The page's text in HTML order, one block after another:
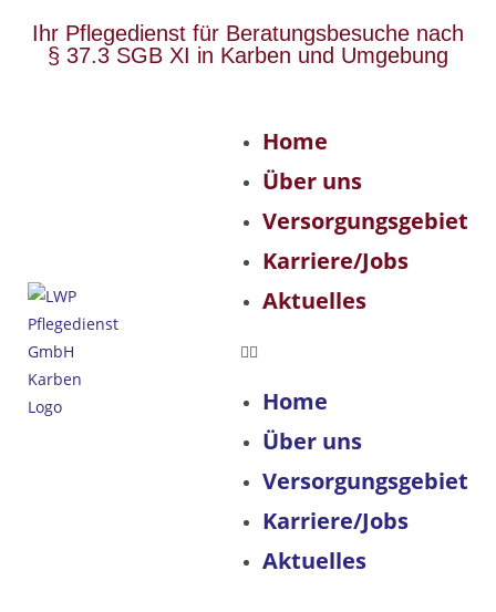
Ihr Pflegedienst für Beratungsbesuche nach
§ 37.3 SGB XI in Karben und Umgebung
Home
Über uns
Versorgungsgebiet
Karriere/Jobs
Aktuelles
Home
Über uns
Versorgungsgebiet
Karriere/Jobs
Aktuelles